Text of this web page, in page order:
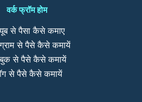
वर्क फ्रॉम होम
से पैसा कैसे कमाए
से पैसे कैसे कमायें
से पैसे कैसे कमायें
से पैसे कैसे कमायें